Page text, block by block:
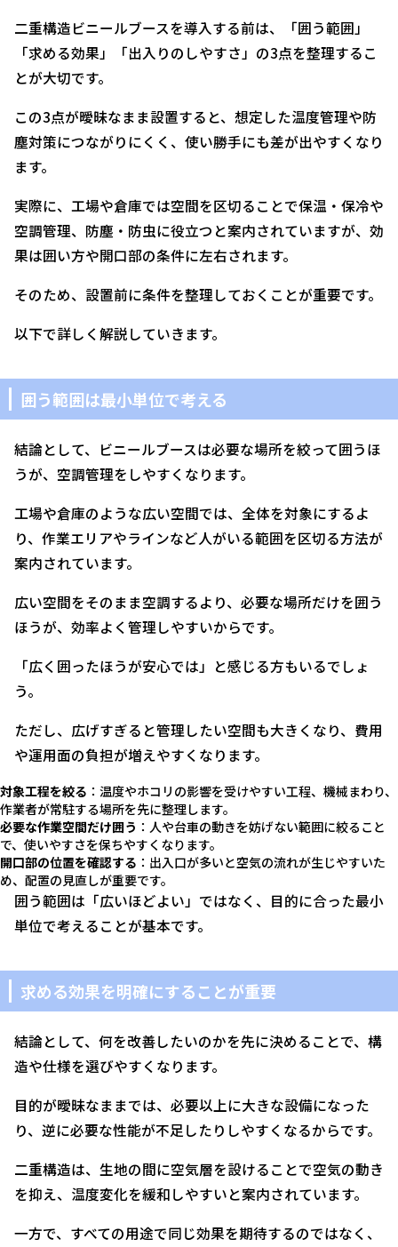
二重構造ビニールブースを導入する前は、「囲う範囲」
「求める効果」「出入りのしやすさ」の3点を整理するこ
とが大切です。
この3点が曖昧なまま設置すると、想定した温度管理や防
塵対策につながりにくく、使い勝手にも差が出やすくなり
ます。
実際に、工場や倉庫では空間を区切ることで保温・保冷や
空調管理、防塵・防虫に役立つと案内されていますが、効
果は囲い方や開口部の条件に左右されます。
そのため、設置前に条件を整理しておくことが重要です。
以下で詳しく解説していきます。
囲う範囲は最小単位で考える
結論として、ビニールブースは必要な場所を絞って囲うほ
うが、空調管理をしやすくなります。
工場や倉庫のような広い空間では、全体を対象にするよ
り、作業エリアやラインなど人がいる範囲を区切る方法が
案内されています。
広い空間をそのまま空調するより、必要な場所だけを囲う
ほうが、効率よく管理しやすいからです。
「広く囲ったほうが安心では」と感じる方もいるでしょ
う。
ただし、広げすぎると管理したい空間も大きくなり、費用
や運用面の負担が増えやすくなります。
対象工程を絞る ：温度やホコリの影響を受けやすい工程、機械まわり、
作業者が常駐する場所を先に整理します。
必要な作業空間だけ囲う ：人や台車の動きを妨げない範囲に絞ること
で、使いやすさを保ちやすくなります。
開口部の位置を確認する ：出入口が多いと空気の流れが生じやすいた
め、配置の見直しが重要です。
囲う範囲は「広いほどよい」ではなく、目的に合った最小
単位で考えることが基本です。
求める効果を明確にすることが重要
結論として、何を改善したいのかを先に決めることで、構
造や仕様を選びやすくなります。
目的が曖昧なままでは、必要以上に大きな設備になった
り、逆に必要な性能が不足したりしやすくなるからです。
二重構造は、生地の間に空気層を設けることで空気の動き
を抑え、温度変化を緩和しやすいと案内されています。
一方で、すべての用途で同じ効果を期待するのではなく、